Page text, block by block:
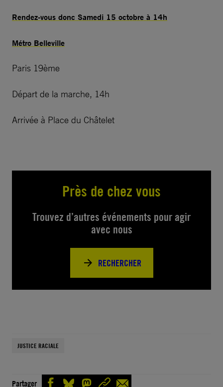
Rendez-vous donc Samedi 15 octobre à 14h
Métro Belleville
Paris 19ème
Départ de la marche, 14h
Arrivée à Place du Châtelet
Près de chez vous
Trouvez d’autres événements pour agir
avec nous
RECHERCHER
JUSTICE RACIALE
Partager